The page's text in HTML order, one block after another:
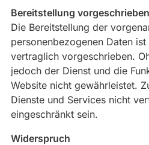
Bereitstellung
Die Bereitstellung der
personenbezogenen Daten
vertraglich vorgeschrieben.
jedoch der Dienst und die
Website nicht gewährleistet.
Dienste und Services nicht
eingeschränkt sein.
Widerspruch